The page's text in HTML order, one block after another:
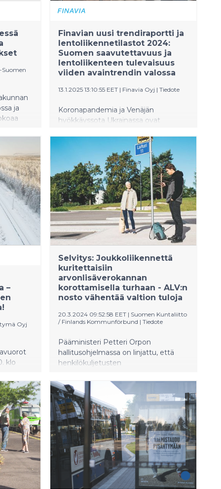
Suomen
ja
Finavian uusi trendiraportti ja
lentoliikennetilastot 2024:
Suomen saavutettavuus ja
lentoliikenteen tulevaisuus
viiden avaintrendin valossa
13.1.2025 13:10:55 EET | Finavia Oyj | Tiedote
Koronapandemia ja Venäjän
hyökkäyssota Ukrainassa ovat
lentämistä merkittävästi. Siinä missä
ihmisten kiinnostus vapaa-ajan
matkustukseen ja Suomeen
matkakohteena on jyrkässä kasvussa,
ei liikematkustus luultavasti palaa
enää pandemiaa edeltäviin lukemiin.
Tämän seurauksena erityisesti
matkailuvetoisten lentoasemien
reittiyhteydet kasvavat.
–
Oyj
klo
Selvitys: Joukkoliikennettä
kuritettaisiin
arvonlisäverokannan
korottamisella turhaan - ALV:n
nosto vähentää valtion tuloja
20.3.2024 09:52:58 EET | Suomen Kuntaliitto
/ Finlands Kommunförbund | Tiedote
Pääministeri Petteri Orpon
hallitusohjelmassa on linjattu, että
henkilökuljetusten
prosenttiyksikköä nykyisestä 10 %:sta
14 %:iin. Linja-autoliitto,
Paikallisliikenneliitto ja Kuntaliitto
vetoavat hallitukseen, että
joukkoliikenteen arvonlisäverokanta
pidettäisiin ennallaan. Jos muutos
tehdään, uhkana on, että asiakkaat
saavat aiempaa niukempaa palvelua,
kun verotus vaikuttaa kaupunkien ja
kuntien joukkoliikennekustannuksiin.
Linja-autoliiton teettämän selvityksen